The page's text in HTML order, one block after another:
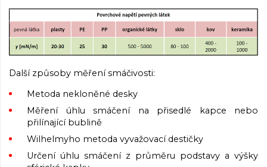
Další způsoby měření smáčivosti:
Metoda nekloněné desky
Měření úhlu smáčení na přisedlé kapce nebo
přilínající bublině
Wilhelmyho metoda vyvažovací destičky
Určení úhlu smáčení z průměru podstavy a výšky